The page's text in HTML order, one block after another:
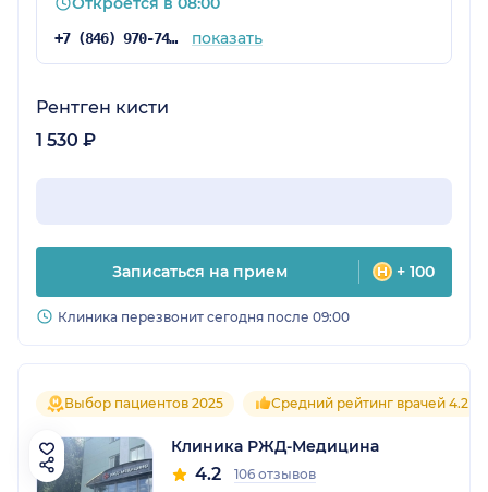
+7 (846) 970-74-07 показать
Рентген кисти
1 530 ₽
Записаться на прием + 100
Клиника перезвонит сегодня после 09:00
Выбор пациентов 2025 Средний рейтинг врачей 4.2
Клиника РЖД-Медицина
4.2 106 отзывов